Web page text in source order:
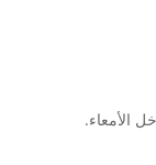
الأمعاء.